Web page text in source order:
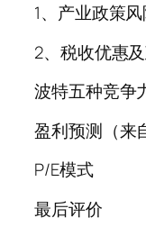
1、产业政策
2、税收优惠
波特五种竞争
盈利预测（来
P/E模式
最后评价